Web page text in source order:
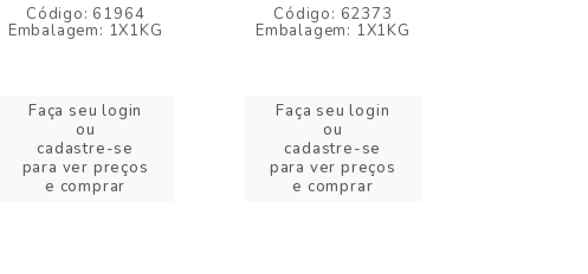
Código: 61964
Embalagem: 1X1KG
Faça seu login
ou
cadastre-se
para ver preços
e comprar
Código: 62373
Embalagem: 1X1KG
Faça seu login
ou
cadastre-se
para ver preços
e comprar